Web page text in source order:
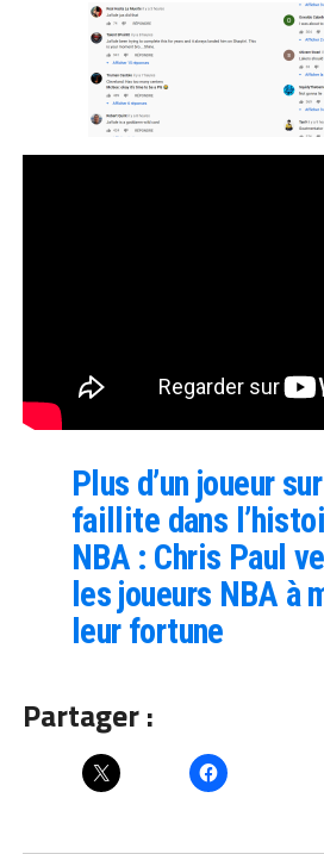
Plus d’un joueur
faillite dans
NBA : Chris Paul
les joueurs NBA à
leur fortune
Partager :